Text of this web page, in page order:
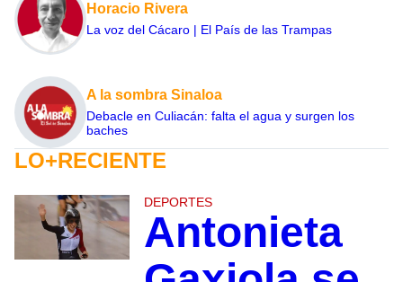
Horacio Rivera
La voz del Cácaro | El País de las Trampas
A la sombra Sinaloa
Debacle en Culiacán: falta el agua y surgen los
baches
LO+RECIENTE
DEPORTES
Antonieta